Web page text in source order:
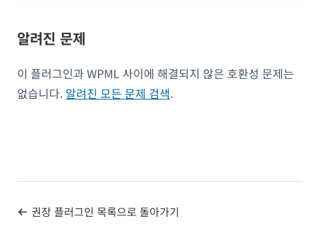
알려진 문제
이 플러그인과 WPML 사이에 해결되지 않은 호환성 문제는
없습니다. 알려진 모든 문제 검색.
권장 플러그인 목록으로 돌아가기